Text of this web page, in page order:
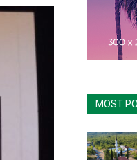
MOST